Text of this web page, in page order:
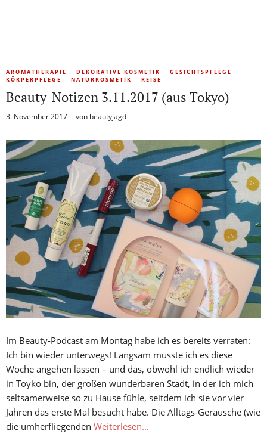
AROMATHERAPIE DEKORATIVE KOSMETIK
GESICHTSPFLEGE
KÖRPERPFLEGE
NATURKOSMETIK REISE
Beauty-Notizen 3.11.2017 (aus Tokyo)
3. November 2017 von beautyjagd
Im Beauty-Podcast am Montag habe ich es bereits verraten:
Ich bin wieder unterwegs! Langsam musste ich es diese
Woche angehen lassen – und das, obwohl ich endlich wieder
in Toyko bin, der großen wunderbaren Stadt, in der ich mich
seltsamerweise so zu Hause fühle, seitdem ich sie vor vier
Jahren das erste Mal besucht habe. Die Alltags-Geräusche (wie
die umherfliegenden Weiterlesen…